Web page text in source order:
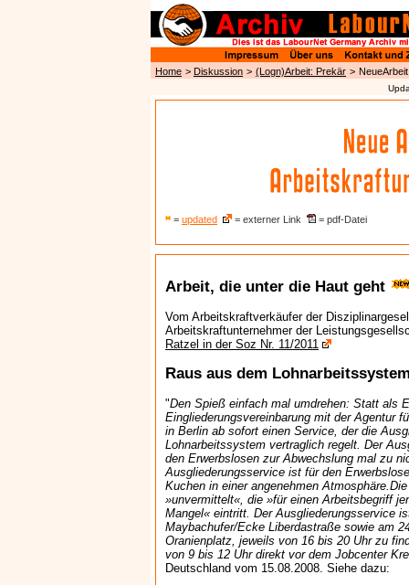
Home > Diskussion > (Logn)Arbeit: Prekär > NeueArbeit
= updated = externer Link = pdf-Datei
Arbeit, die unter die Haut geht
Vom Arbeitskraftverkäufer der
Arbeitskraftunternehmer der
Ratzel in der Soz Nr. 11/2011
Raus aus dem
"Den Spieß einfach mal umdrehen: Statt als
Eingliederungsvereinbarung mit der Agentur
in Berlin ab sofort einen Service, der die
Lohnarbeitssystem vertraglich regelt. Der
den Erwerbslosen zur Abwechslung mal zu
Ausgliederungsservice ist für den
Kuchen in einer angenehmen
»unvermittelt«, die »für einen Arbeitsbegriff
Mangel« eintritt. Der Ausgliederungsservice
Maybachufer/Ecke Liberdastraße sowie am
Oranienplatz, jeweils von 16 bis 20 Uhr zu
von 9 bis 12 Uhr direkt vor dem Jobcenter
Deutschland vom 15.08.2008. Siehe dazu: